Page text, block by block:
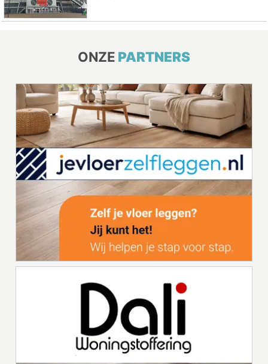
ONZE PARTNERS